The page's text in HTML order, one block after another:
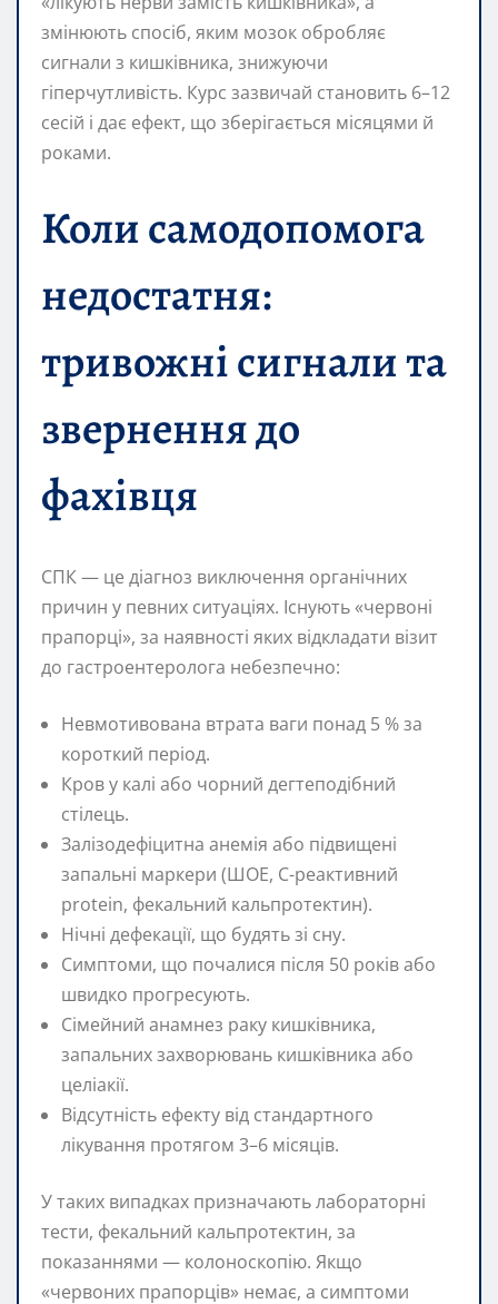
змінюють спосіб, яким мозок обробляє
сигнали з кишківника, знижуючи
гіперчутливість. Курс зазвичай становить 6–12
сесій і дає ефект, що зберігається місяцями й
роками.
Коли самодопомога
недостатня:
тривожні сигнали та
звернення до
фахівця
СПК — це діагноз виключення органічних
причин у певних ситуаціях. Існують «червоні
прапорці», за наявності яких відкладати візит
до гастроентеролога небезпечно:
Невмотивована втрата ваги понад 5 % за
короткий період.
Кров у калі або чорний дегтеподібний
стілець.
Залізодефіцитна анемія або підвищені
запальні маркери (ШОЕ, С-реактивний
protein, фекальний кальпротектин).
Нічні дефекації, що будять зі сну.
Симптоми, що почалися після 50 років або
швидко прогресують.
Сімейний анамнез раку кишківника,
запальних захворювань кишківника або
целіакії.
Відсутність ефекту від стандартного
лікування протягом 3–6 місяців.
У таких випадках призначають лабораторні
тести, фекальний кальпротектин, за
показаннями — колоноскопію. Якщо
«червоних прапорців» немає, а симптоми